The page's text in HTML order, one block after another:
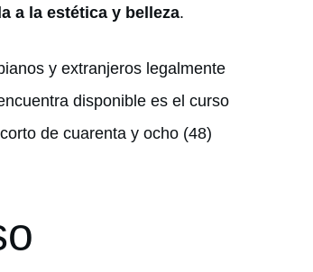
a la estética y belleza.
y extranjeros legalmente
disponible es el curso
de cuarenta y ocho (48)